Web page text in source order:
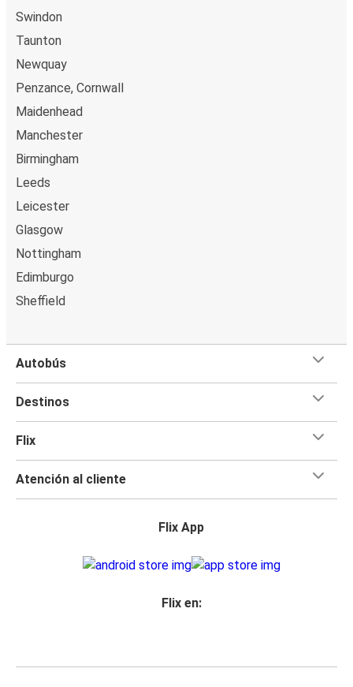
Swindon
Taunton
Newquay
Penzance, Cornwall
Maidenhead
Manchester
Birmingham
Leeds
Leicester
Glasgow
Nottingham
Edimburgo
Sheffield
Autobús
Destinos
Flix
Atención al cliente
Flix App
Flix en: